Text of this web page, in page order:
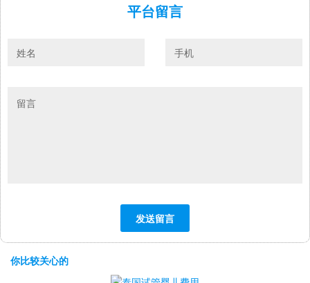
平台留言
你比较关心的